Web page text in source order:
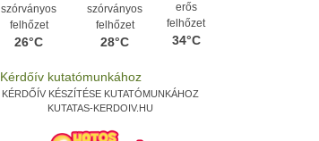
szórványos
felhőzet
26°C
szórványos
felhőzet
28°C
erős
felhőzet
34°C
KÉRDŐÍV KÉSZÍTÉSE KUTATÓMUNKÁHOZ
KUTATAS-KERDOIV.HU